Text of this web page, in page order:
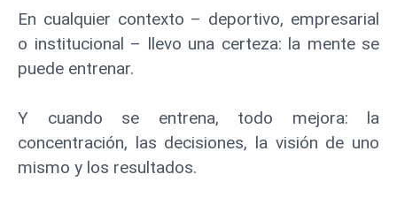
En cualquier contexto – deportivo, empresarial
o institucional – llevo una certeza: la mente se
puede entrenar.
Y cuando se entrena, todo mejora: la
concentración, las decisiones, la visión de uno
mismo y los resultados.